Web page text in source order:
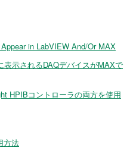
in LabVIEW And/Or MAX
示されるDAQデバイスがMAXで
HPIBコントローラの両方を使用
方法